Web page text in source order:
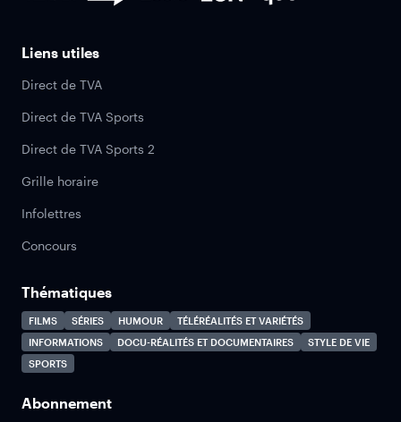
Liens utiles
Direct de TVA
Direct de TVA Sports
Direct de TVA Sports 2
Grille horaire
Infolettres
Concours
Thématiques
FILMS SÉRIES HUMOUR
TÉLÉRÉALITÉS ET VARIÉTÉS
INFORMATIONS
DOCU-RÉALITÉS ET DOCUMENTAIRES
STYLE DE VIE
SPORTS
Abonnement